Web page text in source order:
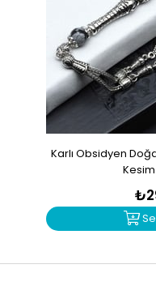
Karlı Obsidyen